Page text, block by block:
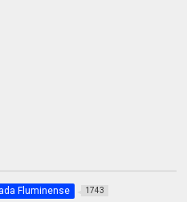
Fluminense 1743